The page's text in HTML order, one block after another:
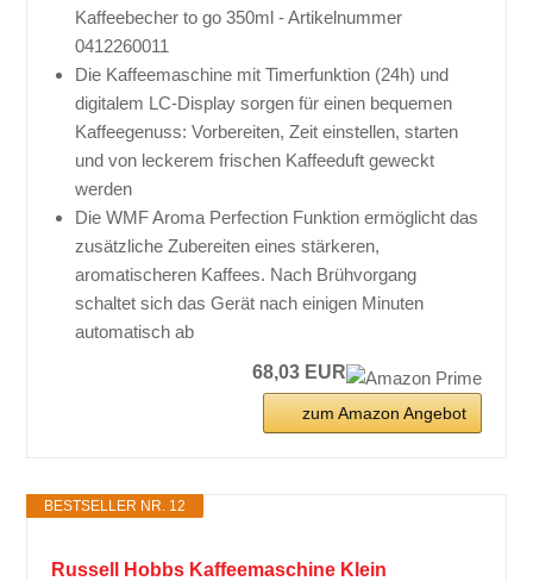
Kaffeebecher to go 350ml - Artikelnummer
0412260011
Die Kaffeemaschine mit Timerfunktion (24h) und
digitalem LC-Display sorgen für einen bequemen
Kaffeegenuss: Vorbereiten, Zeit einstellen, starten
und von leckerem frischen Kaffeeduft geweckt
werden
Die WMF Aroma Perfection Funktion ermöglicht das
zusätzliche Zubereiten eines stärkeren,
aromatischeren Kaffees. Nach Brühvorgang
schaltet sich das Gerät nach einigen Minuten
automatisch ab
68,03 EUR
zum Amazon Angebot
BESTSELLER NR. 12
Russell Hobbs Kaffeemaschine Klein